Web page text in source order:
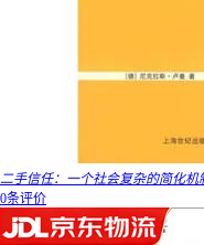
二手信任：一个社会复杂的简化
0条评价